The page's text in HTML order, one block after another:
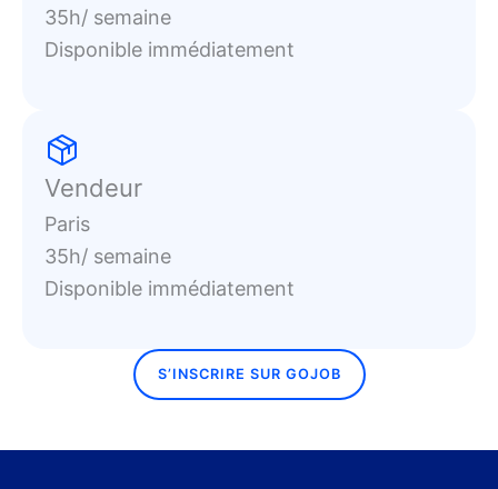
35h/ semaine
Disponible immédiatement
Vendeur
Paris
35h/ semaine
Disponible immédiatement
S’INSCRIRE SUR GOJOB